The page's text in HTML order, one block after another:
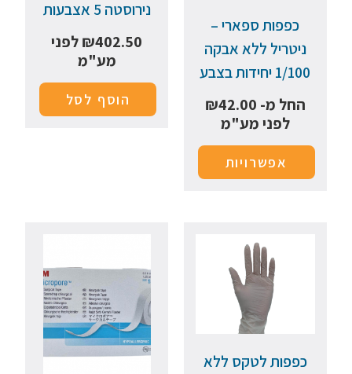
כפפות ספארי –
ניטריל ללא אבקה
1/100 יחידות בצבע
החל מ-
₪42.00
לפני מע"מ
אפשרויות
נירוסטה 5 אצבעות
₪402.50
לפני
מע"מ
הוסף לסל
כפפות לטקס ללא